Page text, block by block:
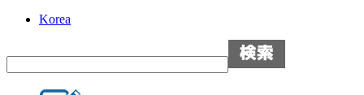
Korea